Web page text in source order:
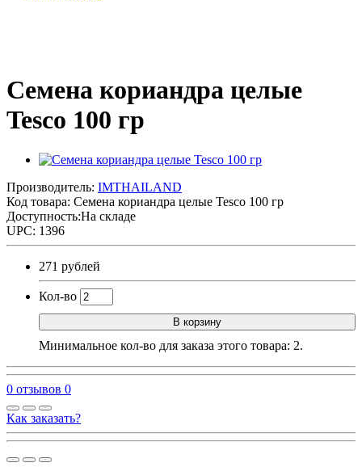
Семена кориандра целые
Tesco 100 гр
Производитель: IMTHAILAND
Код товара: Семена кориандра целые Tesco 100 гр
Доступность:На складе
UPC: 1396
271 рублей
Кол-во
В корзину
Минимальное кол-во для заказа этого товара: 2.
0 отзывов 0
Как заказать?